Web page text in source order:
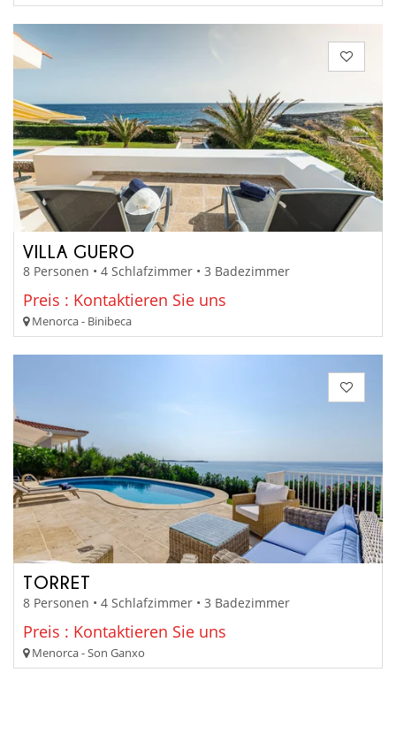
VILLA GUERO
8 Personen • 4 Schlafzimmer • 3 Badezimmer
Preis : Kontaktieren Sie uns
Menorca - Binibeca
TORRET
8 Personen • 4 Schlafzimmer • 3 Badezimmer
Preis : Kontaktieren Sie uns
Menorca - Son Ganxo